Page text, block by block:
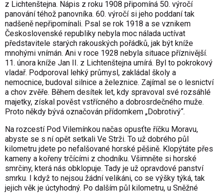
z Lichtenštejna. Nápis z roku 1908 připomíná 50. výročí
panování téhož panovníka. 60. výročí si jeho poddaní tak
nadšeně nepřipomínali. Psal se rok 1918 a se vznikem
Československé republiky nebyla moc nálada uctívat
představitele starých rakouských pořádků, jak být kníže
mnohými vnímán. Ani v roce 1928 nebyla situace příznivější.
11. února kníže Jan II. z Lichtenštejna umírá. Byl to pokrokový
vladař. Podporoval lehký průmysl, zakládal školy a
nemocnice, budoval silnice a železnice. Zajímal se o lesnictví
a chov zvěře. Během desítek let, kdy spravoval své rozsáhlé
majetky, získal pověst vstřícného a dobrosrdečného muže.
Proto někdy bývá označován přídomkem „Dobrotivý“.
Na rozcestí Pod Vilemínkou načas opusťte říčku Moravu,
abyste se s ní opět setkali Ve Strži. To už dobrého půl
kilometru jdete po nefalšované horské pěšině. Klopýtáte přes
kameny a kořeny trčícími z chodníku. Všimněte si horské
smrčiny, která nás obklopuje. Tady je už opravdové panství
smrku. I když to nejsou žádní velikáni, co se výšky týká, tak
jejich věk je úctyhodný. Po dalším půl kilometru, u Sněžné